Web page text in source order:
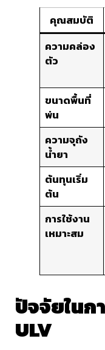
คุณสมบัติ
ความคล่อง
ตัว
ขนาดพื้นที่
พ่น
ความจุถัง
น้ำยา
ต้นทุนเริ่ม
ต้น
การใช้งาน
เหมาะสม
ปัจจัยในก
ULV